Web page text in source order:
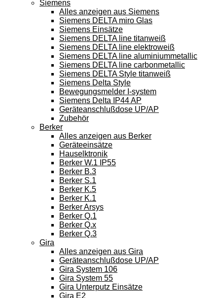
Siemens
Alles anzeigen aus Siemens
Siemens DELTA miro Glas
Siemens Einsätze
Siemens DELTA line titanweiß
Siemens DELTA line elektroweiß
Siemens DELTA line aluminiummetallic
Siemens DELTA line carbonmetallic
Siemens DELTA Style titanweiß
Siemens Delta Style
Bewegungsmelder I-system
Siemens Delta IP44 AP
Geräteanschlußdose UP/AP
Zubehör
Berker
Alles anzeigen aus Berker
Geräteeinsätze
Hauselktronik
Berker W.1 IP55
Berker B.3
Berker S.1
Berker K.5
Berker K.1
Berker Arsys
Berker Q.1
Berker Q.x
Berker Q.3
Gira
Alles anzeigen aus Gira
Geräteanschlußdose UP/AP
Gira System 106
Gira System 55
Gira Unterputz Einsätze
Gira E2